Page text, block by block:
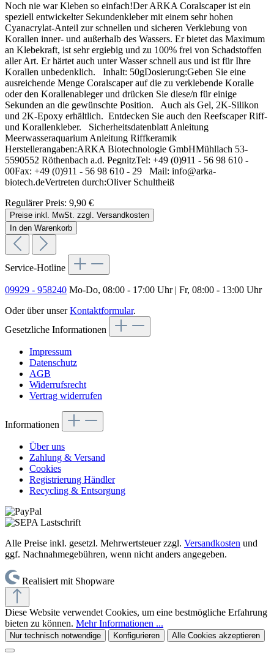
Noch nie war Kleben so einfach!Der ARKA Coralscaper ist ein
speziell entwickelter Sekundenkleber mit einem sehr hohen
Cyanacrylat-Anteil zur schnellen und sicheren Verklebung von
Korallen inner- und außerhalb des Wassers. Er bietet das Maximum
an Klebekraft, ist sehr ergiebig und zu 100% frei von Schadstoffen
aller Art. Er härtet auch unter Wasser schnell aus und ist für Ihre
Korallen unbedenklich. Inhalt: 50gDosierung:Geben Sie eine
ausreichende Menge Coralscaper auf die zu verklebende Koralle
oder den Korallenableger und drücken Sie diese/n für einige
Sekunden an die gewünschte Position. Auch als Gel, 2K-Silikon
und 2K-Epoxy erhältlich. Entdecken Sie auch den Reefscaper Riff-
und Korallenkleber. Sicherheitsdatenblatt Anleitung
Meerwasseraquarium Anleitung Riffkeramik
Herstellerangaben:ARKA Biotechnologie GmbHMühllach 53-
5590552 Röthenbach a.d. PegnitzTel: +49 (0)911 - 56 98 610 -
00Fax: +49 (0)911 - 56 98 610 - 29 Mail: info@arka-
biotech.deVertreten durch:Oliver Schultheiß
Regulärer Preis: 9,90 €
Preise inkl. MwSt. zzgl. Versandkosten
In den Warenkorb
Service-Hotline
09929 - 958240 Mo-Do, 08:00 - 17:00 Uhr | Fr, 08:00 - 13:00 Uhr
Oder über unserKontaktformular.
Gesetzliche Informationen
Impressum
Datenschutz
AGB
Widerrufsrecht
Vertrag widerrufen
Informationen
Über uns
Zahlung & Versand
Cookies
Registrierung Händler
Recycling & Entsorgung
Alle Preise inkl. gesetzl. Mehrwertsteuer zzgl. Versandkosten und
ggf. Nachnahmegebühren, wenn nicht anders angegeben.
Realisiert mit Shopware
Diese Website verwendet Cookies, um eine bestmögliche Erfahrung
bieten zu können. Mehr Informationen ...
Nur technisch notwendige Konfigurieren Alle Cookies akzeptieren